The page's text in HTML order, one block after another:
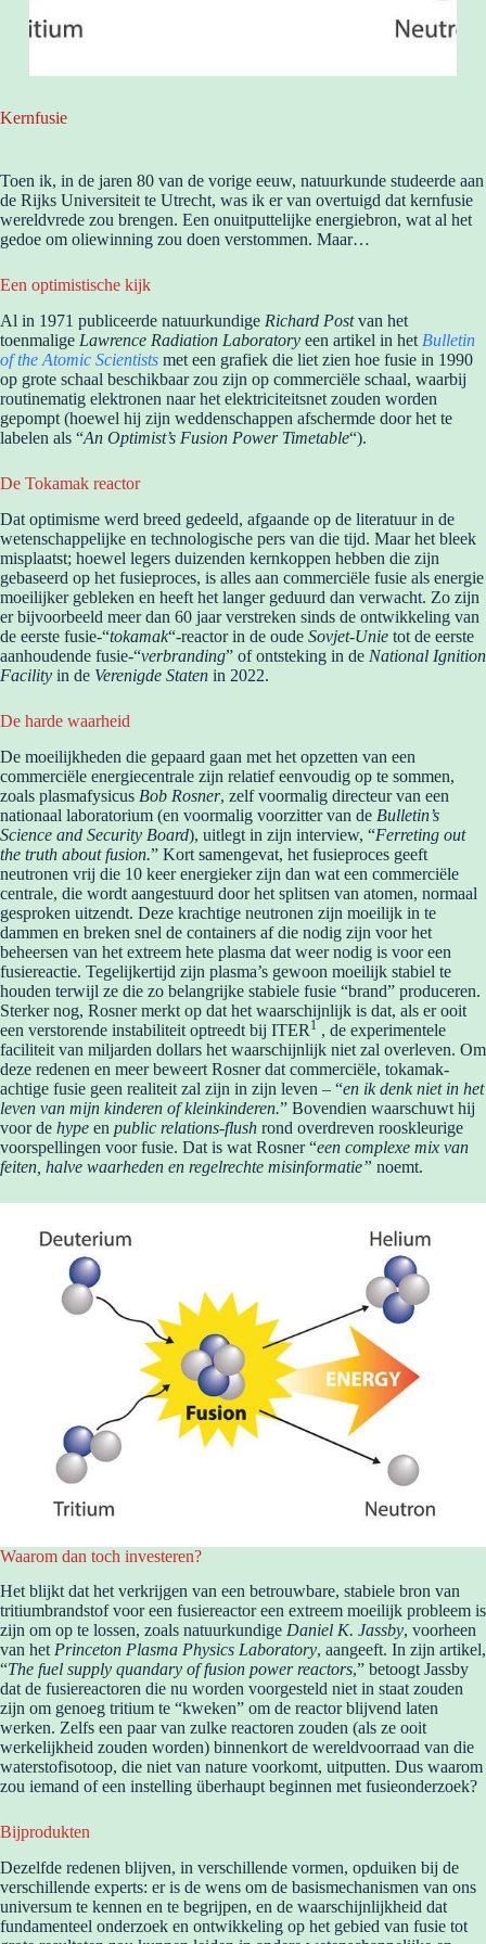
Kernfusie
Toen ik, in de jaren 80 van de vorige eeuw, natuurkunde studeerde aan
de Rijks Universiteit te Utrecht, was ik er van overtuigd dat kernfusie
wereldvrede zou brengen. Een onuitputtelijke energiebron, wat al het
gedoe om oliewinning zou doen verstommen. Maar…
Een optimistische kijk
Al in 1971 publiceerde natuurkundige Richard Postvan het
toenmalige Lawrence Radiation Laboratory een artikel in het Bulletin
of the Atomic Scientists met een grafiek die liet zien hoe fusie in 1990
op grote schaal beschikbaar zou zijn op commerciële schaal, waarbij
routinematig elektronen naar het elektriciteitsnet zouden worden
gepompt (hoewel hij zijn weddenschappen afschermde door het te
labelen als “An Optimist’s Fusion Power Timetable“).
De Tokamak reactor
Dat optimisme werd breed gedeeld, afgaande op de literatuur in de
wetenschappelijke en technologische pers van die tijd. Maar het bleek
misplaatst; hoewel legers duizenden kernkoppen hebben die zijn
gebaseerd op het fusieproces, is alles aan commerciële fusie als energie
moeilijker gebleken en heeft het langer geduurd dan verwacht. Zo zijn
er bijvoorbeeld meer dan 60 jaar verstreken sinds de ontwikkeling van
de eerste fusie-“tokamak“-reactor in de oude Sovjet-Unie tot de eerste
aanhoudende fusie-“verbranding” of ontsteking in de National Ignition
Facility in de Verenigde Staten in 2022.
De harde waarheid
De moeilijkheden die gepaard gaan met het opzetten van een
commerciële energiecentrale zijn relatief eenvoudig op te sommen,
zoals plasmafysicus Bob Rosner, zelf voormalig directeur van een
nationaal laboratorium (en voormalig voorzitter van de Bulletin’s
Science and Security Board), uitlegt in zijn interview, “Ferreting out
the truth about fusion.” Kort samengevat, het fusieproces geeft
neutronen vrij die 10 keer energieker zijn dan wat een commerciële
centrale, die wordt aangestuurd door het splitsen van atomen, normaal
gesproken uitzendt. Deze krachtige neutronen zijn moeilijk in te
dammen en breken snel de containers af die nodig zijn voor het
beheersen van het extreem hete plasma dat weer nodig is voor een
fusiereactie. Tegelijkertijd zijn plasma’s gewoon moeilijk stabiel te
houden terwijl ze die zo belangrijke stabiele fusie “brand” produceren.
Sterker nog, Rosner merkt op dat het waarschijnlijk is dat, als er ooit
een verstorende instabiliteit optreedt bij ITER 1 , de experimentele
faciliteit van miljarden dollars het waarschijnlijk niet zal overleven. Om
deze redenen en meer beweert Rosner dat commerciële, tokamak-
achtige fusie geen realiteit zal zijn in zijn leven – “en ik denk niet in het
leven van mijn kinderen of kleinkinderen.” Bovendien waarschuwt hij
voor de hype en public relations-flush rond overdreven rooskleurige
voorspellingen voor fusie. Dat is wat Rosner “een complexe mix van
feiten, halve waarheden en regelrechte misinformatie” noemt.
Waarom dan toch investeren?
Het blijkt dat het verkrijgen van een betrouwbare, stabiele bron van
tritiumbrandstof voor een fusiereactor een extreem moeilijk probleem is
zijn om op te lossen, zoals natuurkundige Daniel K. Jassby, voorheen
van hetPrinceton Plasma Physics Laboratory, aangeeft. In zijn artikel,
“The fuel supply quandary of fusion power reactors,” betoogt Jassby
dat de fusiereactoren die nu worden voorgesteld niet in staat zouden
zijn om genoeg tritium te “kweken” om de reactor blijvend laten
werken. Zelfs een paar van zulke reactoren zouden (als ze ooit
werkelijkheid zouden worden) binnenkort de wereldvoorraad van die
waterstofisotoop, die niet van nature voorkomt, uitputten. Dus waarom
zou iemand of een instelling überhaupt beginnen met fusieonderzoek?
Bijprodukten
Dezelfde redenen blijven, in verschillende vormen, opduiken bij de
verschillende experts: er is de wens om de basismechanismen van ons
universum te kennen en te begrijpen, en de waarschijnlijkheid dat
fundamenteel onderzoek en ontwikkeling op het gebied van fusie tot